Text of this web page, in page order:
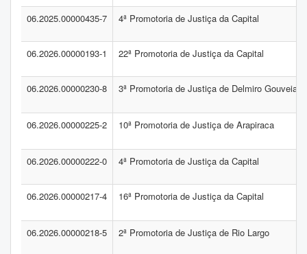
06.2025.00000435-7 4ª Promotoria de Justiça da Capital
06.2026.00000193-1 22ª Promotoria de Justiça da Capital
06.2026.00000230-8 3ª Promotoria de Justiça de Delmiro Gouveia
06.2026.00000225-2 10ª Promotoria de Justiça de Arapiraca
06.2026.00000222-0 4ª Promotoria de Justiça da Capital
06.2026.00000217-4 16ª Promotoria de Justiça da Capital
06.2026.00000218-5 2ª Promotoria de Justiça de Rio Largo